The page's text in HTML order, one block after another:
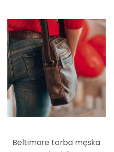
Beltimore torba męska